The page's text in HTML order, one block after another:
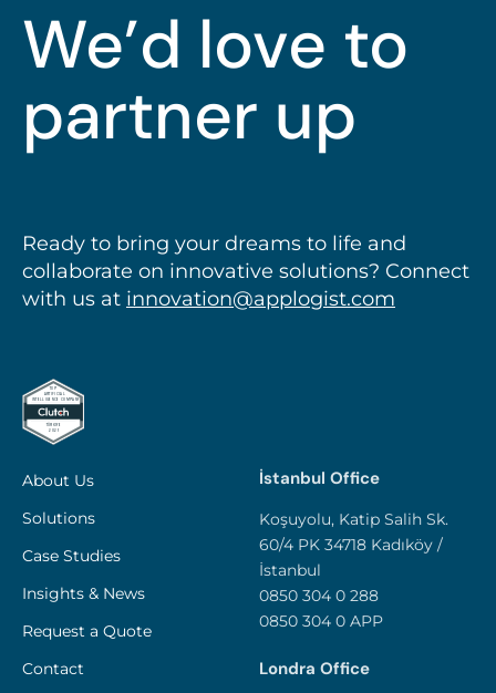
We’d love to
partner up
Ready to bring your dreams to life and
collaborate on innovative solutions? Connect
with us at innovation@applogist.com
About Us
Solutions
Case Studies
Insights & News
Request a Quote
Contact
İstanbul Office
Koşuyolu, Katip Salih Sk.
60/4 PK 34718 Kadıköy /
İstanbul
0850 304 0 288
0850 304 0 APP
Londra Office